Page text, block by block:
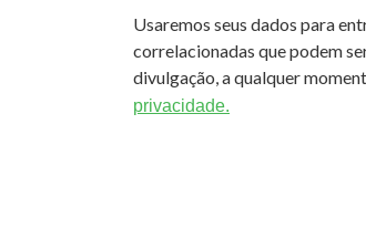
Usaremos seus dados para
correlacionadas que podem
divulgação, a qualquer
privacidade.